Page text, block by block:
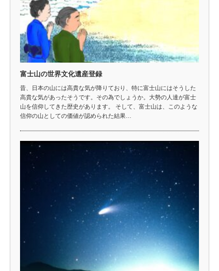
富士山の世界文化遺産登録
昔、日本の山には高貴な気が降りており、特に富士山にはそうした
高貴な気があったそうです。その為でしょうか。大勢の人達が富士
山を信仰してきた歴史があります。 そして、富士山は、このような
信仰の山としての価値が認められた結果…